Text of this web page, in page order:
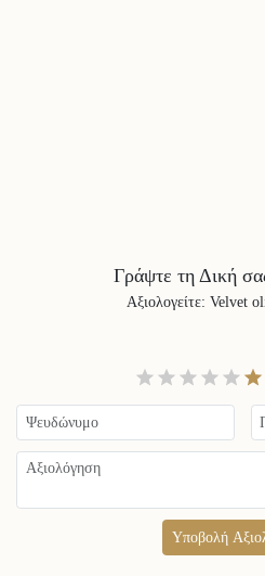
Γράψτε τη Δική
Αξιολογείτε: Velvet
Υποβολή